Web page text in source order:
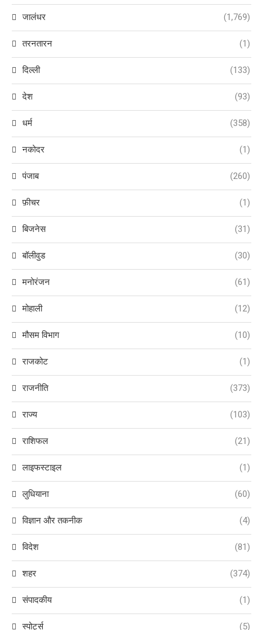
जालंधर (1,769)
तरनतारन (1)
दिल्ली (133)
देश (93)
धर्म (358)
नकोदर (1)
पंजाब (260)
फ़ीचर (1)
बिजनेस (31)
बॉलीवुड (30)
मनोरंजन (61)
मोहाली (12)
मौसम विभाग (10)
राजकोट (1)
राजनीति (373)
राज्य (103)
राशिफल (21)
लाइफस्टाइल (1)
लुधियाना (60)
विज्ञान और तकनीक (4)
विदेश (81)
शहर (374)
संपादकीय (1)
स्पोर्ट्स (5)